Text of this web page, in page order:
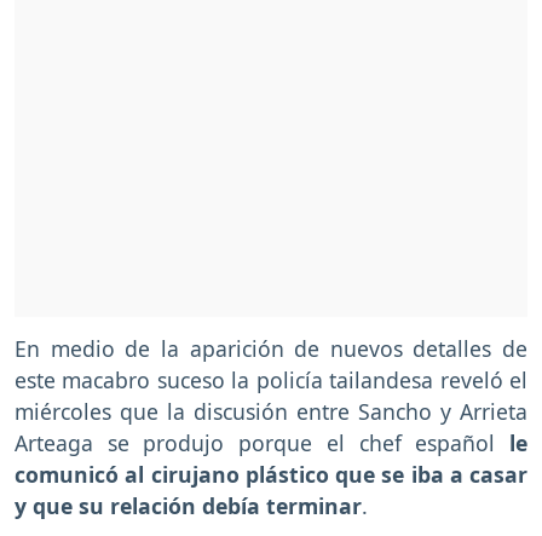
En medio de la aparición de nuevos detalles de
este macabro suceso la policía tailandesa reveló el
miércoles que la discusión entre Sancho y Arrieta
Arteaga se produjo porque el chef español le
comunicó al cirujano plástico que se iba a casar
y que su relación debía terminar.